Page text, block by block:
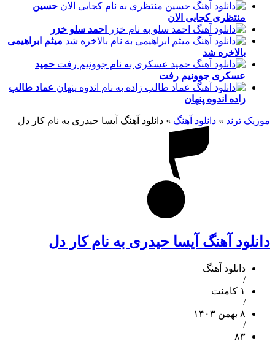
حسین
منتظریکجایی الان
احمد سلو خزر
میثم ابراهیمی
بالاخره شد
حمید
عسکری جوونیم رفت
عماد طالب
زاده اندوه پنهان
موزیک ترند » دانلود آهنگ » دانلود آهنگ آیسا حیدری به نام کار دل
دانلود آهنگ آیسا حیدری به نام کار دل
دانلود آهنگ
/
۱ کامنت
/
۸ بهمن ۱۴۰۳
/
۸۳